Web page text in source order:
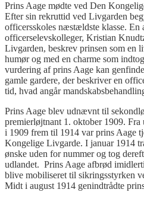
Prins Aage mødte ved Den
Efter sin rekruttid ved Livgarden
officersskoles næstældste klasse. En
officerselevskolleger, Kristian
Livgarden, beskrev prinsen som en
humør og med en charme som
vurdering af prins Aage kan
gamle gardere, der beskriver en
tid, hvad angår
Prins Aage blev udnævnt til
premierløjtnant 1. oktober 1909.
i 1909 frem til 1914 var prins Aage
Kongelige Livgarde. I januar 1914
ønske uden for nummer og tog
udlandet. Prins Aage afbrød
blive mobiliseret til sikringsstyrken
Midt i august 1914 genindtrådte